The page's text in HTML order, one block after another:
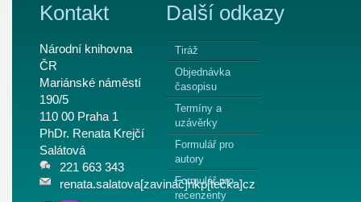
Kontakt
Národní knihovna
ČR
Mariánské náměstí
190/5
110 00 Praha 1
PhDr. Renata Krejčí
Salátová
221 663 343
renata.salatova[zavináč]nkp[tečka]cz
Další odkazy
Tiráž
Objednávka
časopisu
Termíny a
uzávěrky
Formulář pro
autory
Formulář pro
recenzenty